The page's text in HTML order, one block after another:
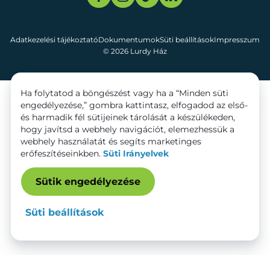
© 2026 Lurdy Ház
Adatkezelési tájékoztatóDokumentumokSüti beállításokImpresszum
Ha folytatod a böngészést vagy ha a “Minden süti
engedélyezése,” gombra kattintasz, elfogadod az első-
és harmadik fél sütijeinek tárolását a készülékeden,
hogy javítsd a webhely navigációt, elemezhessük a
webhely használatát és segíts marketinges
erőfeszítéseinkben. Süti Irányelvek
Sütik engedélyezése
Süti beállítások